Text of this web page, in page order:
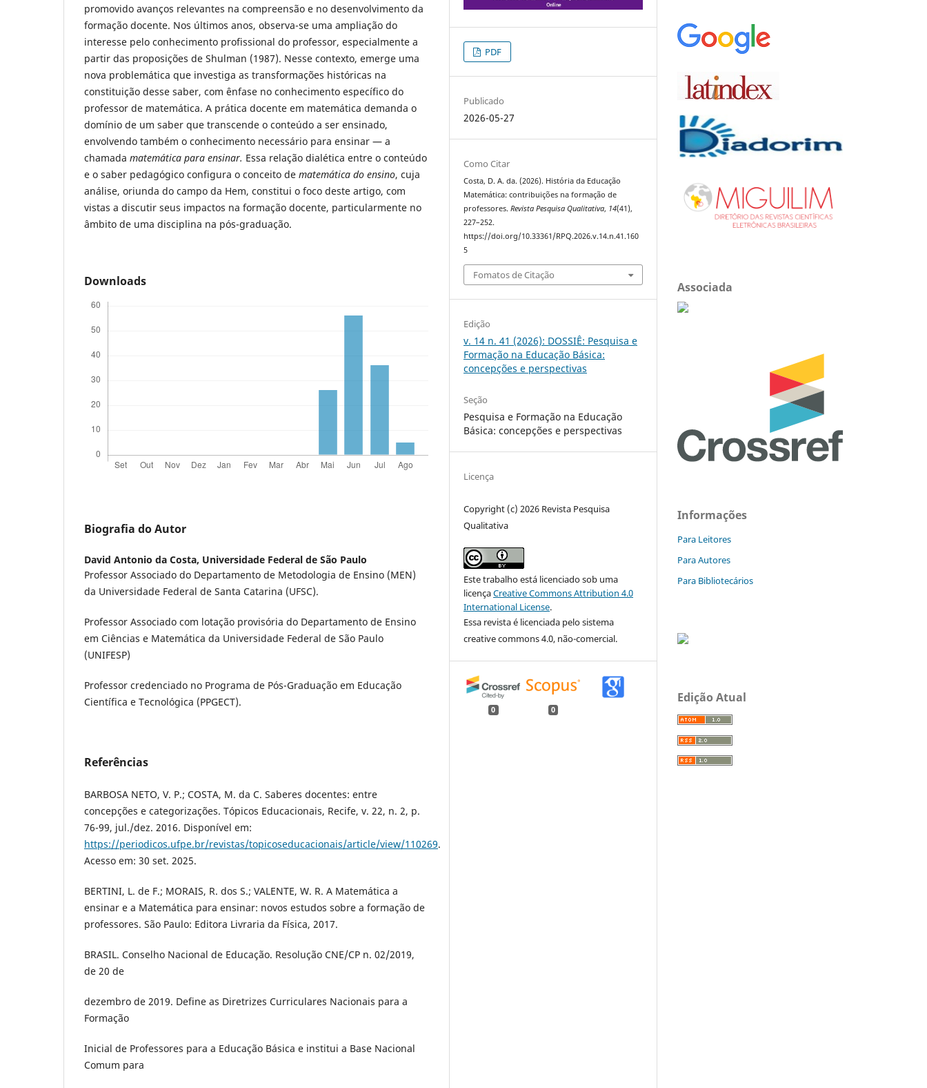
promovido avanços relevantes na compreensão e no desenvolvimento da
formação docente. Nos últimos anos, observa-se uma ampliação do
interesse pelo conhecimento profissional do professor, especialmente a
partir das proposições de Shulman (1987). Nesse contexto, emerge uma
nova problemática que investiga as transformações históricas na
constituição desse saber, com ênfase no conhecimento específico do
professor de matemática. A prática docente em matemática demanda o
domínio de um saber que transcende o conteúdo a ser ensinado,
envolvendo também o conhecimento necessário para ensinar — a
chamada matemática para ensinar. Essa relação dialética entre o conteúdo
e o saber pedagógico configura o conceito de matemática do ensino, cuja
análise, oriunda do campo da Hem, constitui o foco deste artigo, com
vistas a discutir seus impactos na formação docente, particularmente no
âmbito de uma disciplina na pós-graduação.
Downloads
Biografia do Autor
David Antonio da Costa, Universidade Federal de São Paulo
Professor Associado do Departamento de Metodologia de Ensino (MEN)
da Universidade Federal de Santa Catarina (UFSC).
Professor Associado com lotação provisória do Departamento de Ensino
em Ciências e Matemática da Universidade Federal de São Paulo
(UNIFESP)
Professor credenciado no Programa de Pós-Graduação em Educação
Científica e Tecnológica (PPGECT).
Referências
BARBOSA NETO, V. P.; COSTA, M. da C. Saberes docentes: entre
concepções e categorizações. Tópicos Educacionais, Recife, v. 22, n. 2, p.
76-99, jul./dez. 2016. Disponível em:
https://periodicos.ufpe.br/revistas/topicoseducacionais/article/view/110269.
Acesso em: 30 set. 2025.
BERTINI, L. de F.; MORAIS, R. dos S.; VALENTE, W. R. A Matemática a
ensinar e a Matemática para ensinar: novos estudos sobre a formação de
professores. São Paulo: Editora Livraria da Física, 2017.
BRASIL. Conselho Nacional de Educação. Resolução CNE/CP n. 02/2019,
de 20 de
dezembro de 2019. Define as Diretrizes Curriculares Nacionais para a
Formação
Inicial de Professores para a Educação Básica e institui a Base Nacional
Comum para
PDF
Publicado
2026-05-27
Como Citar
Costa, D. A. da. (2026). História da Educação
Matemática: contribuições na formação de
professores.Revista Pesquisa Qualitativa, 14(41),
227–252.
https://doi.org/10.33361/RPQ.2026.v.14.n.41.160
5
Fomatos de Citação
Edição
v. 14 n. 41 (2026): DOSSIÊ: Pesquisa e
Formação na Educação Básica:
concepções e perspectivas
Seção
Pesquisa e Formação na Educação
Básica: concepções e perspectivas
Licença
Copyright (c) 2026 Revista Pesquisa
Qualitativa
Este trabalho está licenciado sob uma
licençaCreative Commons Attribution 4.0
International License.
Essa revista é licenciada pelo sistema
creative commons 4.0, não-comercial.
0 0
Associada
Informações
Para Leitores
Para Autores
Para Bibliotecários
Edição Atual